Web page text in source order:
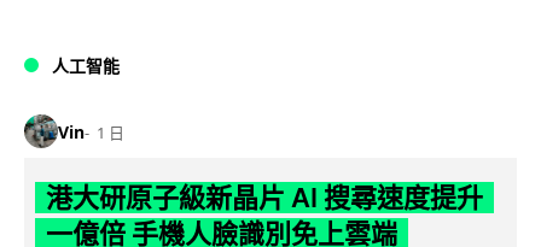
人工智能
Vin 1 日
港大研原子級新晶片 AI 搜尋速度提升
一億倍 手機人臉識別免上雲端